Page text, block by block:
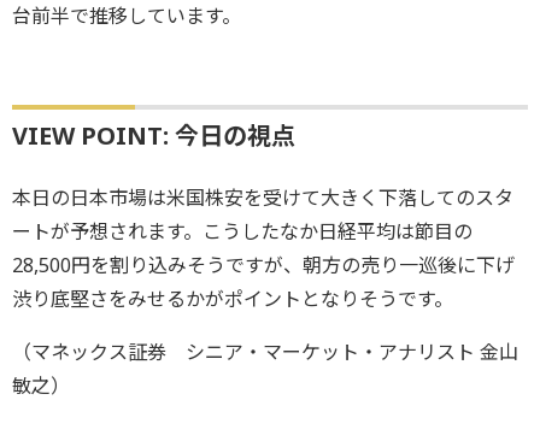
台前半で推移しています。
VIEW POINT: 今日の視点
本日の日本市場は米国株安を受けて大きく下落してのスタ
ートが予想されます。こうしたなか日経平均は節目の
28,500円を割り込みそうですが、朝方の売り一巡後に下げ
渋り底堅さをみせるかがポイントとなりそうです。
（マネックス証券 シニア・マーケット・アナリスト 金山
敏之）